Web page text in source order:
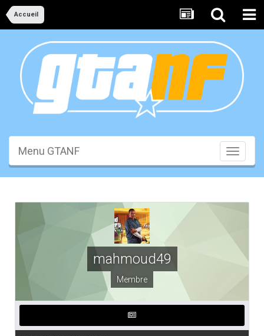
Accueil
Toggle
Menu GTANF
mahmoud49
Membre